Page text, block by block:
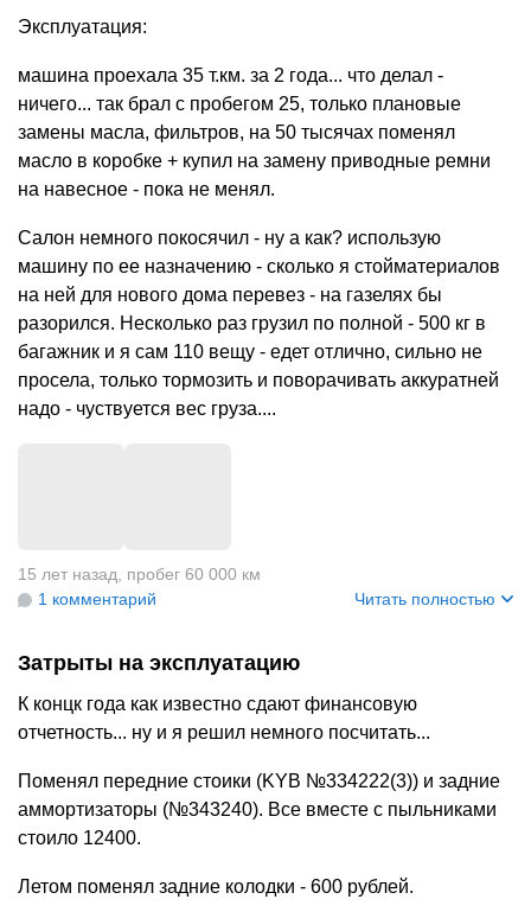
Эксплуатация:
машина проехала 35 т.км. за 2 года... что делал -
ничего... так брал с пробегом 25, только плановые
замены масла, фильтров, на 50 тысячах поменял
масло в коробке + купил на замену приводные ремни
на навесное - пока не менял.
Салон немного покосячил - ну а как? использую
машину по ее назначению - сколько я стойматериалов
на ней для нового дома перевез - на газелях бы
разорился. Несколько раз грузил по полной - 500 кг в
багажник и я сам 110 вещу - едет отлично, сильно не
просела, только тормозить и поворачивать аккуратней
надо - чуствуется вес груза....
+6
15 лет назад
пробег 60 000 км
1 комментарий
Читать полностью
Затрыты на эксплуатацию
К концк года как известно сдают финансовую
отчетность... ну и я решил немного посчитать...
Поменял передние стоики (KYB №334222(3)) и задние
аммортизаторы (№343240). Все вместе с пыльниками
стоило 12400.
Летом поменял задние колодки - 600 рублей.